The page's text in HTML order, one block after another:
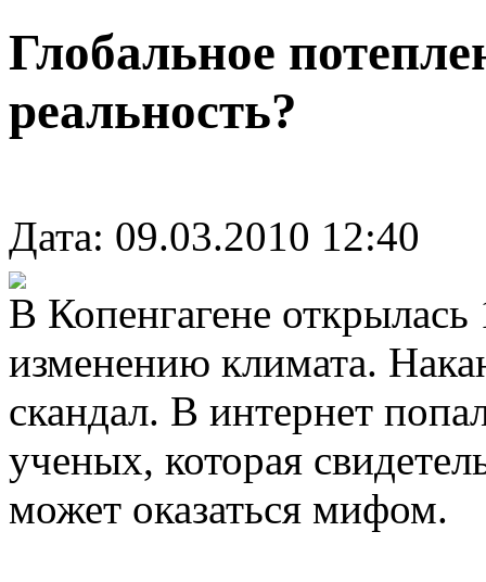
Глобальное
реальность?
Дата: 09.03.2010 12:40
В Копенгагене
изменению климата.
скандал. В интернет
ученых, которая
может оказаться мифом.